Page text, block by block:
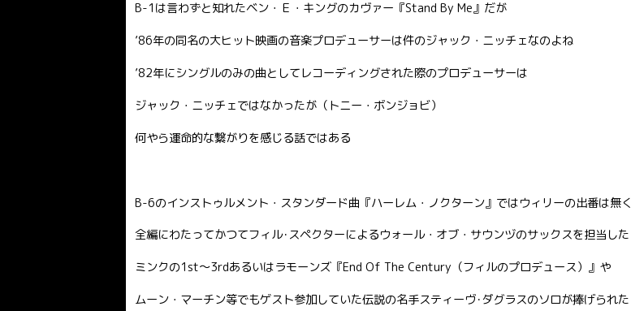
B-1は言わずと知れたベン・Ｅ・キングのカヴァー『Stand By Me』だが
’86年の同名の大ヒット映画の音楽プロデューサーは件のジャック・ニッチェなのよね
’82年にシングルのみの曲としてレコーディングされた際のプロデューサーは
ジャック・ニッチェではなかったが（トニー・ボンジョビ）
何やら運命的な繋がりを感じる話ではある
B-6のインストゥルメント・スタンダード曲『ハーレム・ノクターン』ではウィリーの出番は無く
全編にわたってかつてフィル･スペクターによるウォール・オブ・サウンヅのサックスを担当した
ミンクの1st〜3rdあるいはラモーンズ『End Of The Century（フィルのプロデュース）』や
ムーン・マーチン等でもゲスト参加していた伝説の名手スティーヴ･ダグラスのソロが捧げられた